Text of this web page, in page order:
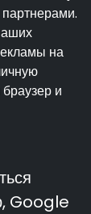
на
и
Google